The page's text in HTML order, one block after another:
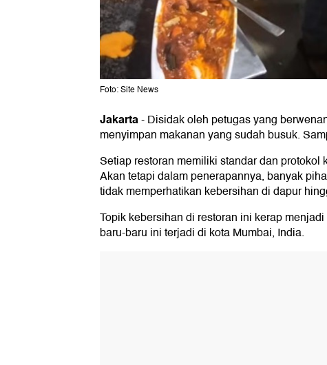
Foto: Site News
Jakarta-Disidak oleh petugas yang
menyimpan makanan yang sudah busuk.
Setiap restoran memiliki standar dan
Akan tetapi dalam penerapannya, banyak
tidak memperhatikan kebersihan di dapur
Topik kebersihan di restoran ini kerap
baru-baru ini terjadi di kota Mumbai, India.